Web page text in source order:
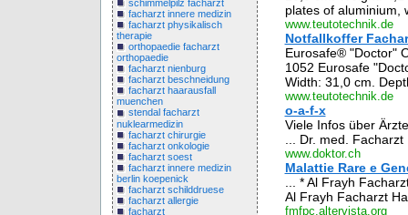
schimmelpilz facharzt
facharzt innere medizin
facharzt physikalisch
therapie
orthopaedie facharzt
orthopaedie
facharzt nienburg
facharzt beschneidung
facharzt haarausfall
muenchen
stendal facharzt
nuklearmedizin
facharzt chirurgie
facharzt onkologie
facharzt soest
facharzt innere medizin
berlin koepenick
facharzt schilddruese
facharzt allergie
facharzt
plates of aluminium,
www.teutotechnik.de
Notfallkoffer
Eurosafe® "Doctor"
1052 Eurosafe
Width: 31,0 cm.
www.teutotechnik.de
o-a-f-x
Viele Infos über
... Dr. med.
www.doktor.ch
Malattie Rare e
... * Al Frayh
Al Frayh Facharzt
fmfpc.altervista.org